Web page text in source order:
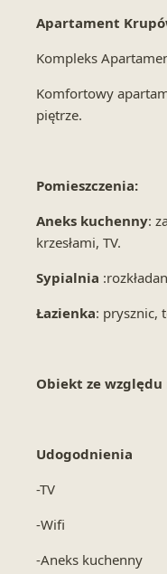
Apartament
Kompleks
Komfortowy
piętrze.
Pomieszczenia:
Aneks kuchenny:
krzesłami, TV.
Sypialnia
Łazienka: prysznic,
Obiekt ze
Udogodnienia
-TV
-Wifi
-Aneks kuchenny